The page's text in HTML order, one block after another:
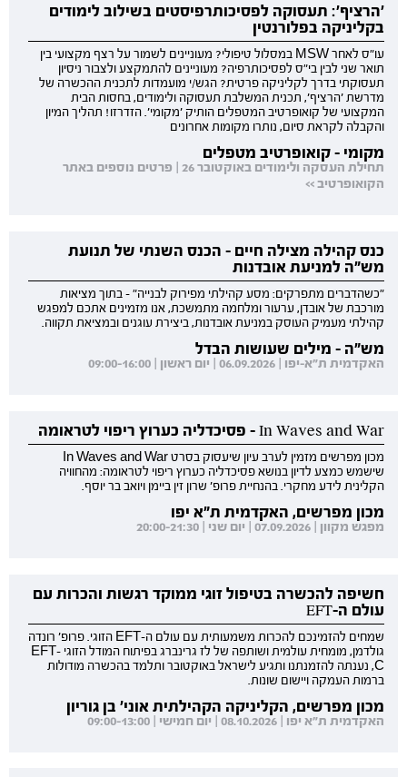
'הרציף': תעסוקה לפסיכותרפיסטים בשילוב לימודים
בקליניקה בפלורנטין
עו"ס לאחר MSW במסלול טיפולי? מעוניינים לשמור על רצף מקצועי בין
תואר שני לבין בי"ס לפסיכותרפיה? מעוניינים להתמקצע ולצבור ניסיון
תעסוקתי בדרך לקליניקה פרטית? הגש/י מועמדות לתכנית ההכשרה של
מדרשת 'הרציף', תכנית המשלבת תעסוקה ולימודים, בחסות הבית
המקצועי של קואופרטיב המטפלים הותיק 'מקומי'. הזדרזו! תהליך המיון
והקבלה לקראת סיום, נותרו מקומות אחרונים
מקומי - קואופרטיב מטפלים
תחילת העסקה ולימודים באוקטובר 26 | פרטים נוספים באתר
הקואופרטיב >>
כנס קהילה מצילה חיים - הכנס השנתי של תנועת
מש"ה למניעת אובדנות
"כשהדברים מתפרקים: מסע קהילתי מפירוק לבנייה" - בתוך מציאות
מורכבת של אובדן, ערעור ומלחמה מתמשכת, אנו מזמינים אתכם למפגש
קהילתי מעמיק העוסק במניעת אובדנות, ביצירת עוגנים ובמציאת תקווה.
מש"ה - מילים שעושות הבדל
האקדמית ת"א-יפו | 06.09.2026 | יום ראשון | 09:00-16:00
In Waves and War - פסיכדליה כערוץ ריפוי לטראומה
מכון מפרשים מזמין לערב עיון שיעסוק בסרט In Waves and War
שישמש כמצע לדיון בנושא פסיכדליה כערוץ ריפוי לטראומה: מהחוויה
הקלינית לידע מחקרי. בהנחיית פרופ' שרון זין ביימן ויואב בר יוסף.
מכון מפרשים, האקדמית ת"א יפו
מפגש מקוון | 07.09.2026 | יום שני | 20:00-21:30
חשיפה להכשרה בטיפול זוגי ממוקד רגשות והכרות עם
עולם ה-EFT
שמחים להזמינכם להכרות משמעותית עם עולם ה-EFT הזוגי. פרופ' רונדה
גולדמן, מומחית עולמית ושותפה של לז גרינברג בפיתוח המודל הזוגי EFT-
C, נענתה להזמנתנו ותגיע לישראל באוקטובר ותלמד בהכשרה מודולות
ברמות העמקה ויישום שונות.
מכון מפרשים, הקליניקה הקהילתית אוני' בן גוריון
האקדמית ת"א יפו | 08.10.2026 | יום חמישי | 09:00-13:00